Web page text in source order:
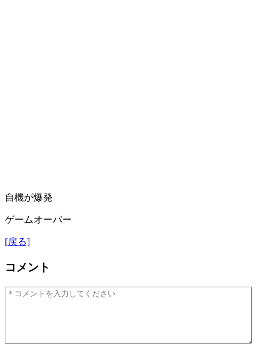
自機が爆発
ゲームオーバー
[戻る]
コメント